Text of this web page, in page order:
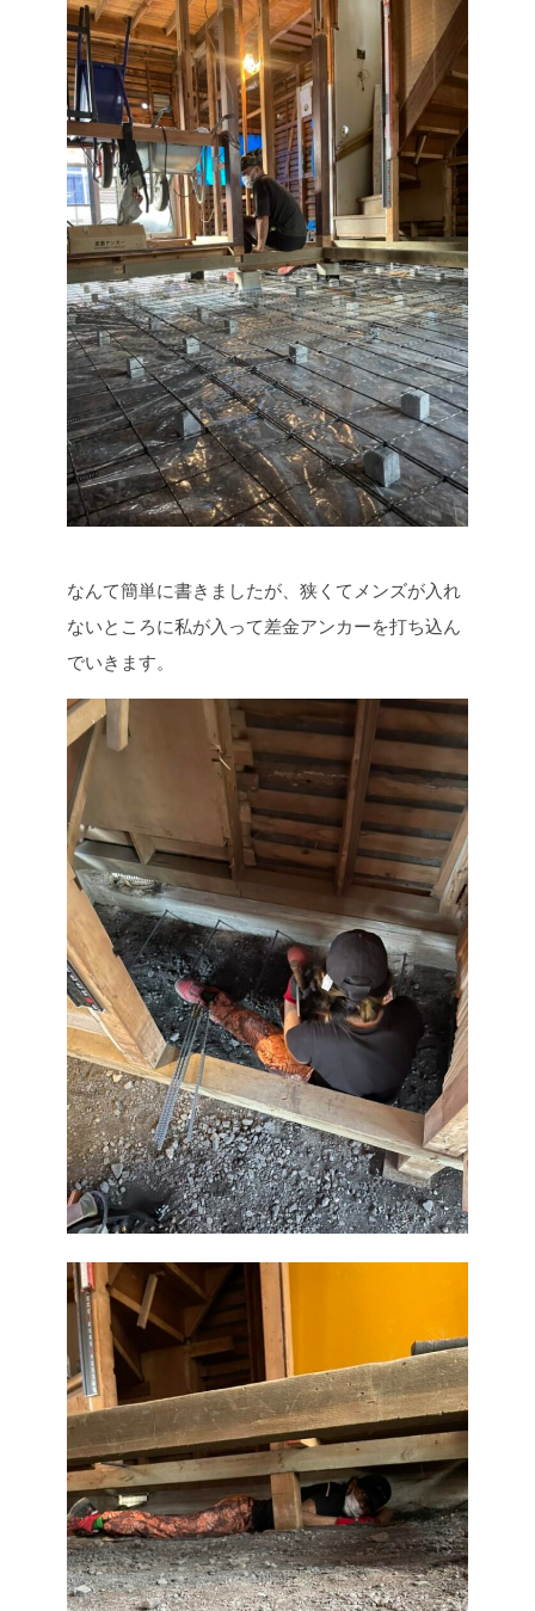
なんて簡単に書きましたが、狭くてメンズが入れ
ないところに私が入って差金アンカーを打ち込ん
でいきます。